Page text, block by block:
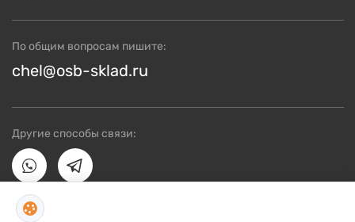
По общим вопросам пишите:
chel@osb-sklad.ru
Другие способы связи: